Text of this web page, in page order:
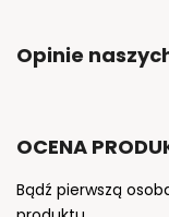
Opinie
OCENA
Bądź pierwszą